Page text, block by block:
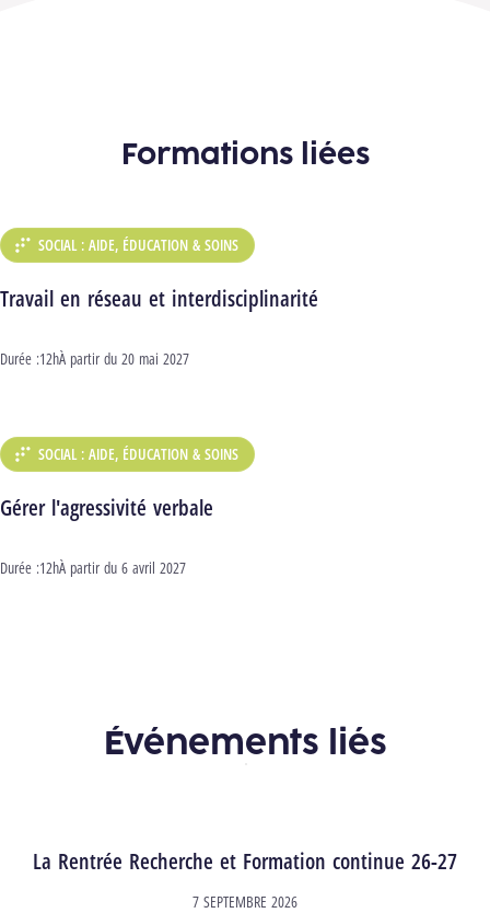
Formations liées
DÉPARTEMENT :
SOCIAL : AIDE, ÉDUCATION & SOINS
Travail en réseau et interdisciplinarité
Durée :12hDébut :
À partir du 20 mai 2027
DÉPARTEMENT :
SOCIAL : AIDE, ÉDUCATION & SOINS
Gérer l'agressivité verbale
Durée :12hDébut :
À partir du 6 avril 2027
Événements liés
La Rentrée Recherche et Formation continue 26-27
7 SEPTEMBRE 2026